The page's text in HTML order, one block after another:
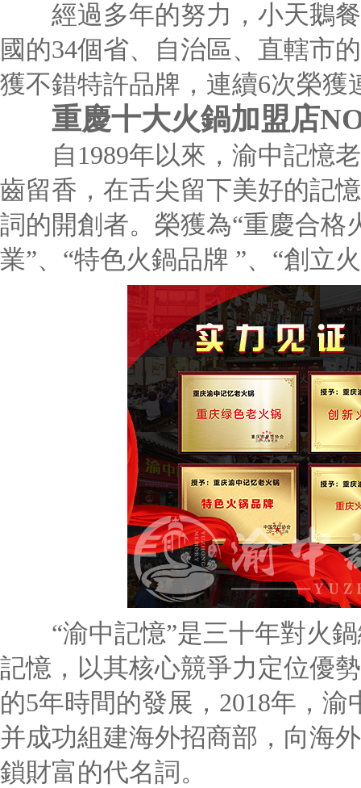
經過多年的努力，小天鵝餐
國的34個省、自治區、直轄市
獲不錯特許品牌，連續6次榮
重慶十大火鍋加盟店
自1989年以來，渝中記憶老
齒留香，在舌尖留下美好的記
詞的開創者。榮獲為“重慶合格
業”、“特色火鍋品牌 ”、“創立
“渝中記憶”是三十年對火鍋
記憶，以其核心競爭力定位優
的5年時間的發展，2018年，
并成功組建海外招商部，向海
鎖財富的代名詞。